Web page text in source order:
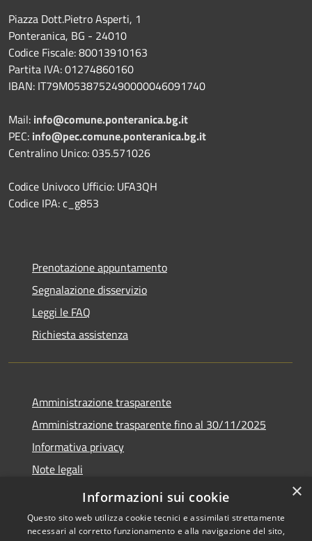
Piazza Dott.Pietro Asperti, 1
Ponteranica, BG - 24010
Codice Fiscale: 80013910163
Partita IVA: 01274860160
IBAN: IT79M0538752490000046091740
Mail: info@comune.ponteranica.bg.it
PEC: info@pec.comune.ponteranica.bg.it
Centralino Unico: 035.571026
Codice Univoco Ufficio: UFA3QH
Codice IPA: c_g853
Prenotazione appuntamento
Segnalazione disservizio
Leggi le FAQ
Richiesta assistenza
Amministrazione trasparente
Amministrazione trasparente fino al 30/11/2025
Informativa privacy
Note legali
Dichiarazione di accessibilità
×
Informazioni sui cookie
Questo sito web utilizza cookie tecnici e assimilati strettamente
necessari al corretto funzionamento e alla navigazione del sito,